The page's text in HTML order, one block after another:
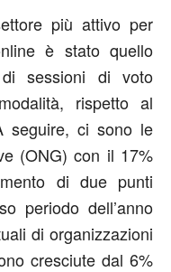
più attivo per
è stato quello
sessioni di voto
rispetto al
seguire, ci sono le
(ONG) con il 17%
di due punti
periodo dell’anno
di organizzazioni
cresciute dal 6%